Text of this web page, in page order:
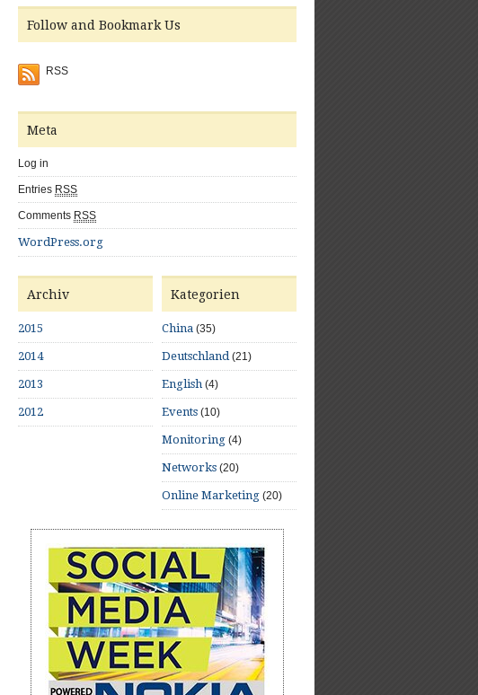
Follow and Bookmark Us
RSS
Meta
Log in
Entries RSS
Comments RSS
WordPress.org
Archiv
2015
2014
2013
2012
Kategorien
China (35)
Deutschland(21)
English (4)
Events (10)
Monitoring (4)
Networks (20)
Online Marketing (20)